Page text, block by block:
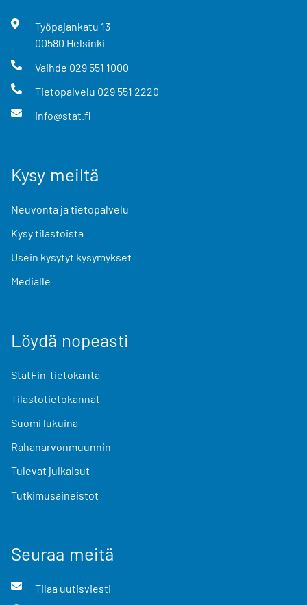
Työpajankatu 13
00580 Helsinki
Vaihde 029 551 1000
Tietopalvelu 029 551 2220
info@stat.fi
Kysy meiltä
Neuvonta ja tietopalvelu
Kysy tilastoista
Usein kysytyt kysymykset
Medialle
Löydä nopeasti
StatFin-tietokanta
Tilastotietokannat
Suomi lukuina
Rahanarvonmuunnin
Tulevat julkaisut
Tutkimusaineistot
Seuraa meitä
Tilaa uutisviesti